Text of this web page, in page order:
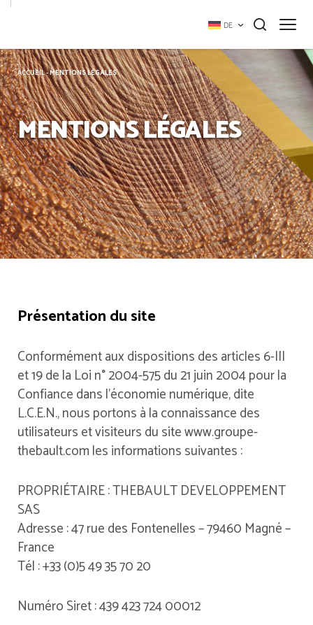
DE
ACCUEIL-MENTIONS LÉGALES
MENTIONS LÉGALES
Présentation du site
Conformément aux dispositions des articles 6-III
et 19 de la Loi n° 2004-575 du 21 juin 2004 pour la
Confiance dans l’économie numérique, dite
L.C.E.N., nous portons à la connaissance des
utilisateurs et visiteurs du site www.groupe-
thebault.com les informations suivantes :
PROPRIÉTAIRE : THEBAULT DEVELOPPEMENT
SAS
Adresse : 47 rue des Fontenelles – 79460 Magné –
France
Tél : +33 (0)5 49 35 70 20
Numéro Siret : 439 423 724 00012
Cookie-Einstellungen